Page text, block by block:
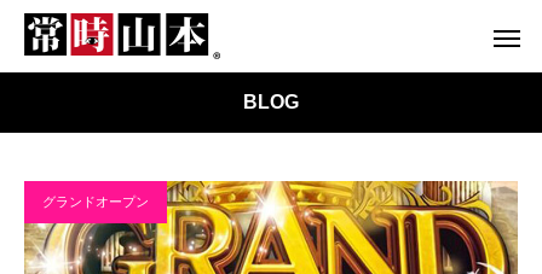
BLOG
グランドオープン